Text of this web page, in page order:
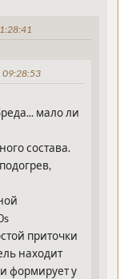
мало ли
состава.
приточки
находит
формирует у